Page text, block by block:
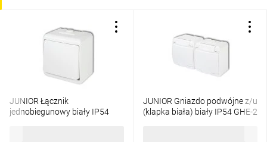
JUNIOR Łącznik
jednobiegunowy biały IP54
JUNIOR Gniazdo podwójne z/u
(klapka biała) biały IP54 GHE-2